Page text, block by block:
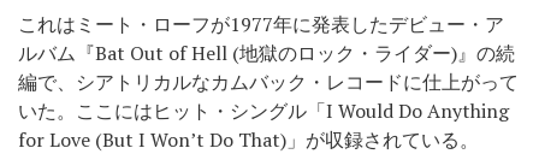
これはミート・ローフが1977年に発表したデビュー・ア
ルバム『Bat Out of Hell (地獄のロック・ライダー)』の続
編で、シアトリカルなカムバック・レコードに仕上がって
いた。ここにはヒット・シングル「I Would Do Anything
for Love (But I Won’t Do That)」が収録されている。